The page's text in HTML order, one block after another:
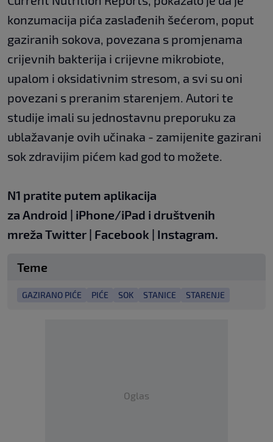
konzumacija pića zaslađenih šećerom, poput
gaziranih sokova, povezana s promjenama
crijevnih bakterija i crijevne mikrobiote,
upalom i oksidativnim stresom, a svi su oni
povezani s preranim starenjem. Autori te
studije imali su jednostavnu preporuku za
ublažavanje ovih učinaka - zamijenite gazirani
sok zdravijim pićem kad god to možete.
N1 pratite putem aplikacija
za Android | iPhone/iPad i društvenih
mreža Twitter | Facebook | Instagram.
Teme
GAZIRANO PIĆE PIĆE SOK STANICE STARENJE
Oglas